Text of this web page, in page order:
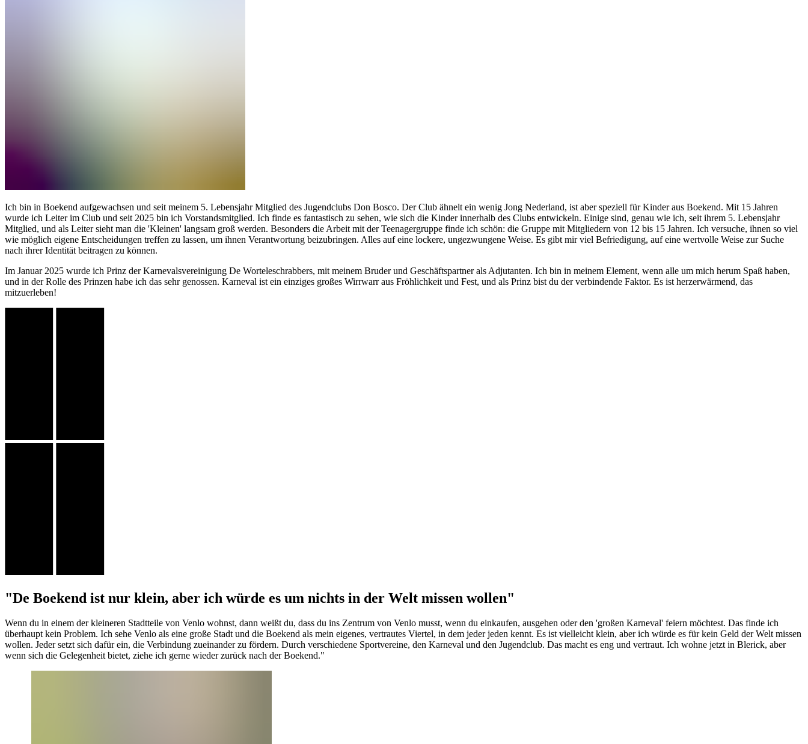
Ich bin in Boekend aufgewachsen und seit meinem 5. Lebensjahr Mitglied des Jugendclubs Don Bosco. Der Club ähnelt ein wenig Jong Nederland, ist aber speziell für Kinder aus Boekend. Mit 15 Jahren
wurde ich Leiter im Club und seit 2025 bin ich Vorstandsmitglied. Ich finde es fantastisch zu sehen, wie sich die Kinder innerhalb des Clubs entwickeln. Einige sind, genau wie ich, seit ihrem 5. Lebensjahr
Mitglied, und als Leiter sieht man die 'Kleinen' langsam groß werden. Besonders die Arbeit mit der Teenagergruppe finde ich schön: die Gruppe mit Mitgliedern von 12 bis 15 Jahren. Ich versuche, ihnen so viel
wie möglich eigene Entscheidungen treffen zu lassen, um ihnen Verantwortung beizubringen. Alles auf eine lockere, ungezwungene Weise. Es gibt mir viel Befriedigung, auf eine wertvolle Weise zur Suche
nach ihrer Identität beitragen zu können.
Im Januar 2025 wurde ich Prinz der Karnevalsvereinigung De Worteleschrabbers, mit meinem Bruder und Geschäftspartner als Adjutanten. Ich bin in meinem Element, wenn alle um mich herum Spaß haben,
und in der Rolle des Prinzen habe ich das sehr genossen. Karneval ist ein einziges großes Wirrwarr aus Fröhlichkeit und Fest, und als Prinz bist du der verbindende Faktor. Es ist herzerwärmend, das
mitzuerleben!
"De Boekend ist nur klein, aber ich würde es um nichts in der Welt missen wollen"
Wenn du in einem der kleineren Stadtteile von Venlo wohnst, dann weißt du, dass du ins Zentrum von Venlo musst, wenn du einkaufen, ausgehen oder den 'großen Karneval' feiern möchtest. Das finde ich
überhaupt kein Problem. Ich sehe Venlo als eine große Stadt und die Boekend als mein eigenes, vertrautes Viertel, in dem jeder jeden kennt. Es ist vielleicht klein, aber ich würde es für kein Geld der Welt missen
wollen. Jeder setzt sich dafür ein, die Verbindung zueinander zu fördern. Durch verschiedene Sportvereine, den Karneval und den Jugendclub. Das macht es eng und vertraut. Ich wohne jetzt in Blerick, aber
wenn sich die Gelegenheit bietet, ziehe ich gerne wieder zurück nach der Boekend."